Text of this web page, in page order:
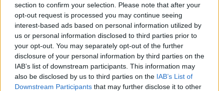
section to confirm your selection. Please note that after your
opt-out request is processed you may continue seeing
interest-based ads based on personal information utilized by
us or personal information disclosed to third parties prior to
your opt-out. You may separately opt-out of the further
disclosure of your personal information by third parties on the
IAB’s list of downstream participants. This information may
also be disclosed by us to third parties on the IAB’s List of
Downstream Participants that may further disclose it to other